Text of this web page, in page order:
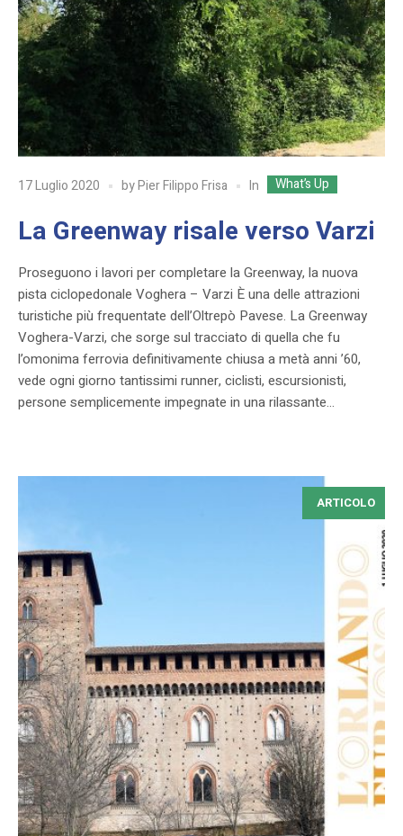
17 Luglio 2020 byPier Filippo Frisa In What’s Up
La Greenway risale verso Varzi
Proseguono i lavori per completare la Greenway, la nuova
pista ciclopedonale Voghera – Varzi È una delle attrazioni
turistiche più frequentate dell’Oltrepò Pavese. La Greenway
Voghera-Varzi, che sorge sul tracciato di quella che fu
l’omonima ferrovia definitivamente chiusa a metà anni ’60,
vede ogni giorno tantissimi runner, ciclisti, escursionisti,
persone semplicemente impegnate in una rilassante...
ARTICOLO